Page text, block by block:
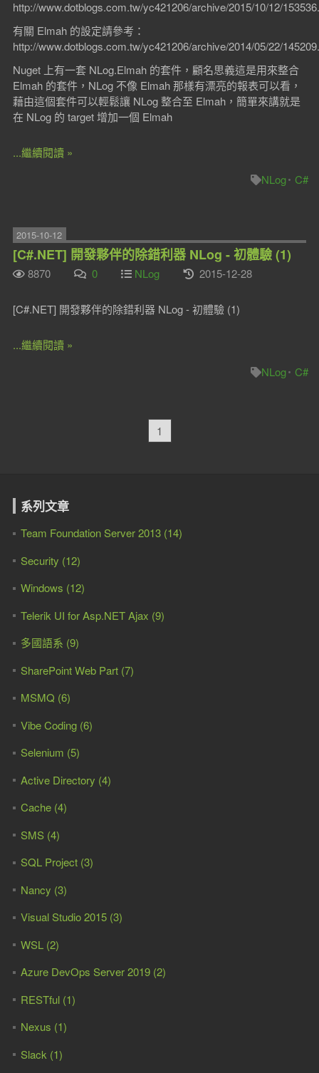
http://www.dotblogs.com.tw/yc421206/archive/2015/10/12/
有關 Elmah 的設定請參考：
http://www.dotblogs.com.tw/yc421206/archive/2014/05/22/
Nuget 上有一套 NLog.Elmah 的套件，顧名思義這是用來整合
Elmah 的套件，NLog 不像 Elmah 那樣有漂亮的報表可以看，
藉由這個套件可以輕鬆讓 NLog 整合至 Elmah，簡單來講就是
在 NLog 的 target 增加一個 Elmah
...繼續閱讀 »
NLog
C#
2015-10-12
[C#.NET] 開發夥伴的除錯利器 NLog - 初體驗 (1)
8870 0 NLog 2015-12-28
[C#.NET] 開發夥伴的除錯利器 NLog - 初體驗 (1)
...繼續閱讀 »
NLog
C#
1
系列文章
Team Foundation Server 2013 (14)
Security (12)
Windows (12)
Telerik UI for Asp.NET Ajax (9)
多國語系 (9)
SharePoint Web Part (7)
MSMQ (6)
Vibe Coding (6)
Selenium (5)
Active Directory (4)
Cache (4)
SMS (4)
SQL Project (3)
Nancy (3)
Visual Studio 2015 (3)
WSL (2)
Azure DevOps Server 2019 (2)
RESTful (1)
Nexus (1)
Slack (1)